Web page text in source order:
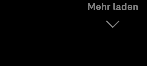
Mehr laden